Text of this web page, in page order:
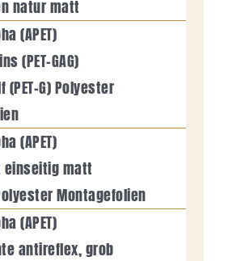
natur matt
(APET)
(PET-GAG)
(PET-G) Polyester
(APET)
matt
Montagefolien
(APET)
antireflex, grob